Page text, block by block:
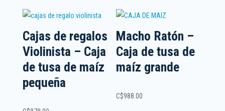
Cajas de regalos
Violinista – Caja
de tusa de maíz
pequeña
Macho Ratón –
Caja de tusa de
maíz grande
C$988.00